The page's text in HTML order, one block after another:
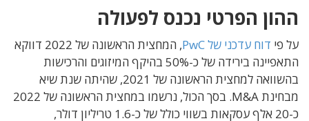
ההון הפרטי נכנס לפעולה
על פי דוח עדכני של PwC
, המחצית הראשונה של 2022 דווקא
התאפיינה בירידה של כ-50% בהיקף המיזוגים והרכישות
בהשוואה למחצית הראשונה של 2021, שהיתה שנת שיא
מבחינת M&A. בסך הכול, נרשמו במחצית הראשונה של 2022
כ-20 אלף עסקאות בשווי כולל של כ-1.6 טריליון דולר,